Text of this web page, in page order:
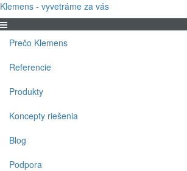
Klemens - vyvetráme za vás
Prečo Klemens
Referencie
Produkty
Koncepty riešenia
Blog
Podpora